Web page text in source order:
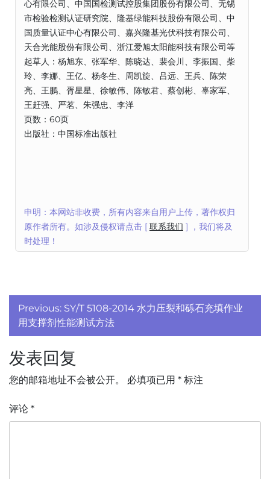
心有限公司、中国国检测试控股集团股份有限公司、无锡
市检验检测认证研究院、隆基绿能科技股份有限公司、中
国质量认证中心有限公司、嘉兴隆基光伏科技有限公司、
天合光能股份有限公司、浙江爱旭太阳能科技有限公司等
起草人：杨旭东、张军华、陈晓达、裴会川、李振国、柴
玲、李娜、王亿、杨冬生、周凯旋、吕远、王兵、陈荣
亮、王鹏、胥星星、徐敏伟、陈敏君、蔡创彬、辜家军、
王赶强、严茗、朱强忠、李洋
页数：60页
出版社：中国标准出版社
申明：本网站非收费，所有内容来自用户上传，著作权归
原作者所有。如涉及侵权请点击 [ 联系我们 ] ，我们将及
时处理！
文
章
导
航
Previous: SY/T 5108-2014 水力压裂和砾石充填作业
用支撑剂性能测试方法
发表回复
您的邮箱地址不会被公开。 必填项已用 * 标注
评论 *